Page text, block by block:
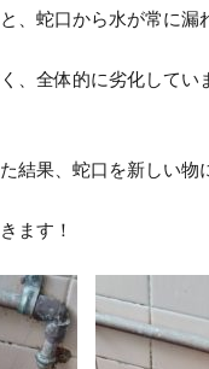
、蛇口から水が常に漏
、全体的に劣化してい
結果、蛇口を新しい物
ます！